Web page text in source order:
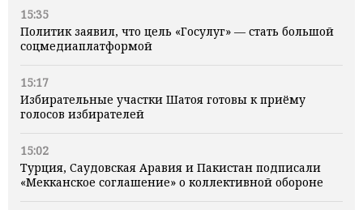
15:35
Политик заявил, что цель «Госулуг» — стать большой
соцмедиаплатформой
15:17
Избирательные участки Шатоя готовы к приёму
голосов избирателей
15:02
Турция, Саудовская Аравия и Пакистан подписали
«Мекканское соглашение» о коллективной обороне